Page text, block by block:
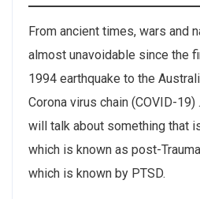
From ancient times, wars and
almost unavoidable since the
1994 earthquake to the
Corona virus chain (COVID-19)
will talk about something that
which is known as post-
which is known by PTSD.